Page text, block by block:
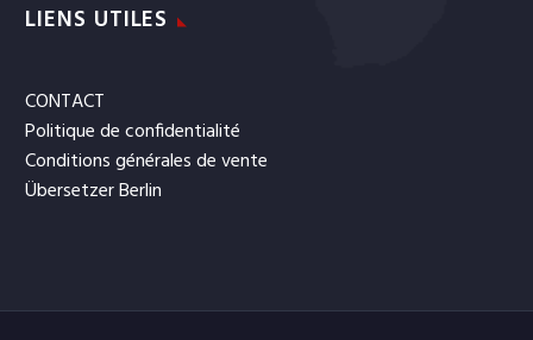
LIENS UTILES
CONTACT
Politique de confidentialité
Conditions générales de vente
Übersetzer Berlin